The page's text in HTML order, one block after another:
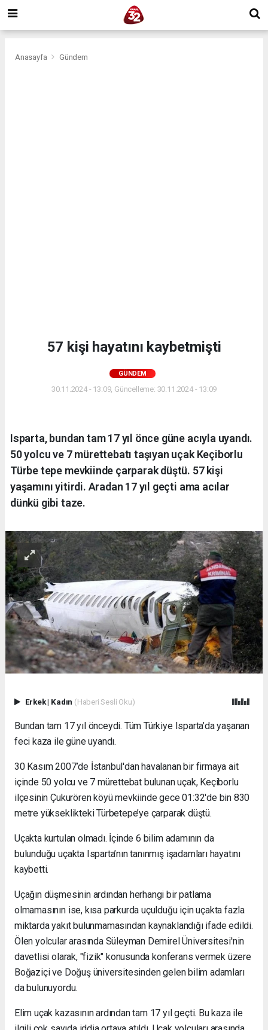
Anasayfa Gündem
57 kişi hayatını kaybetmişti
GÜNDEM
30.11.2024 - 13:09, Güncelleme: 30.11.2024 - 13:09
Isparta, bundan tam 17 yıl önce güne acıyla uyandı.
50 yolcu ve 7 mürettebatı taşıyan uçak Keçiborlu
Türbe tepe mevkiinde çarparak düştü. 57 kişi
yaşamını yitirdi. Aradan 17 yıl geçti ama acılar
dünkü gibi taze.
Erkek| Kadın (Haberi Sesli Oku)
Bundan tam 17 yıl önceydi. Tüm Türkiye Isparta’da yaşanan
feci kaza ile güne uyandı.
30 Kasım 2007’de İstanbul'dan havalanan bir firmaya ait
içinde 50 yolcu ve 7 mürettebat bulunan uçak, Keçiborlu
ilçesinin Çukurören köyü mevkiinde gece 01:32'de bin 830
metre yükseklikteki Türbetepe’ye çarparak düştü.
Uçakta kurtulan olmadı. İçinde 6 bilim adamının da
bulunduğu uçakta Isparta’nın tanınmış işadamları hayatını
kaybetti.
Uçağın düşmesinin ardından herhangi bir patlama
olmamasının ise, kısa parkurda uçulduğu için uçakta fazla
miktarda yakıt bulunmamasından kaynaklandığı ifade edildi.
Ölen yolcular arasında Süleyman Demirel Üniversitesi'nin
davetlisi olarak, "fizik" konusunda konferans vermek üzere
Boğaziçi ve Doğuş üniversitesinden gelen bilim adamları
da bulunuyordu.
Elim uçak kazasının ardından tam 17 yıl geçti. Bu kaza ile